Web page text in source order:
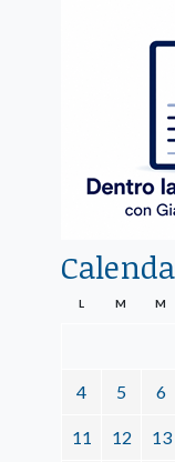
L M M
4 5 6
11 12 13